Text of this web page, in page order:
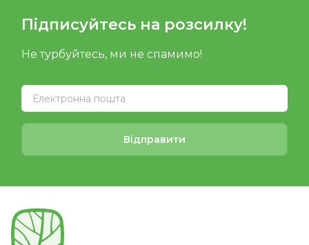
Підписуйтесь на розсилку!
Не турбуйтесь, ми не спамимо!
Відправити